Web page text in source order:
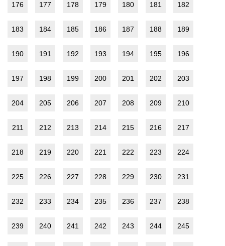
176 177 178 179 180 181 182
183 184 185 186 187 188 189
190 191 192 193 194 195 196
197 198 199 200 201 202 203
204 205 206 207 208 209 210
211 212 213 214 215 216 217
218 219 220 221 222 223 224
225 226 227 228 229 230 231
232 233 234 235 236 237 238
239 240 241 242 243 244 245